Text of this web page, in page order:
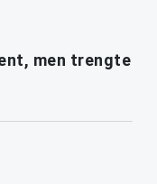
men trengte